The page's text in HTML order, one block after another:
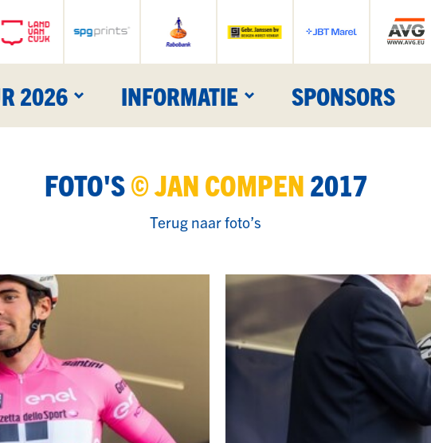
2026 INFORMATIE SPONSORS
FOTO'S© JAN COMPEN 2017
Terug naar foto’s